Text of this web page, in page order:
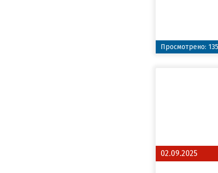
Просмотрено: 135
02.09.2025